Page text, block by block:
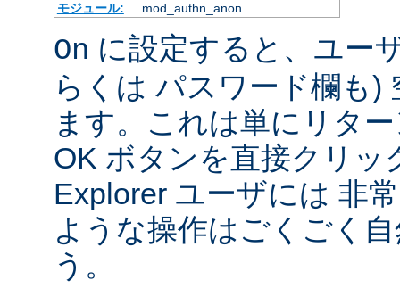
モジュール:
mod_authn_anon
On に設定すると、ユー
らくは パスワード欄も)
ます。これは単にリタ
OK ボタンを直接クリッ
Explorer ユーザには 非
ような操作はごくごく
う。